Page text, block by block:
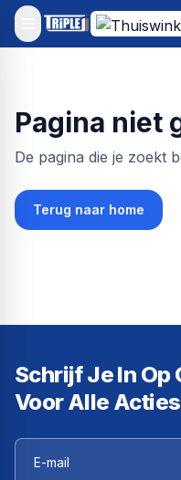
Pagina niet
De pagina die je zoekt
Terug naar home
Schrijf Je In
Voor Alle